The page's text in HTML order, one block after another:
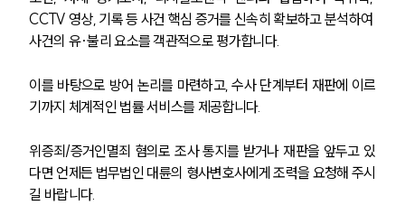
CCTV 영상, 기록 등 사건 핵심 증거를 신속히 확보하고 분석하여
사건의 유·불리 요소를 객관적으로 평가합니다.
이를 바탕으로 방어 논리를 마련하고, 수사 단계부터 재판에 이르
기까지 체계적인 법률 서비스를 제공합니다.
위증죄/증거인멸죄 혐의로 조사 통지를 받거나 재판을 앞두고 있
다면 언제든 법무법인 대륜의 형사변호사에게 조력을 요청해 주시
길 바랍니다.